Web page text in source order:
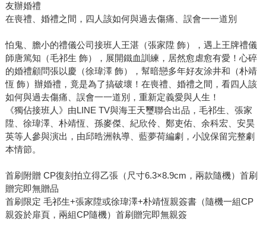
友辦婚禮
在喪禮、婚禮之間，四人該如何與過去傷痛、誤會一一道別
怕鬼、膽小的禮儀公司接班人王湛（張家陞 飾），遇上王牌禮儀
師唐篤知（毛祁生 飾），展開鐵血訓練，居然愈虐愈有愛！心碎
的婚禮顧問張以慶（徐瑋澤 飾），幫暗戀多年好友涂井和（朴靖
恆 飾）辦婚禮，竟是為了搞破壞！在喪禮、婚禮之間，看四人該
如何與過去傷痛、誤會一一道別，重新定義愛與人生！
《獨佔接班人》由LINE TV與海王天璽聯合出品，毛祁生、張家
陞、徐瑋澤、朴靖恆、孫麥傑、紀欣伶、鄭吏佑、余科宏、安昊
英等人參與演出，由邱晧洲執導、藍夢荷編劇，小說保留完整劇
本情節。
首刷附贈 CP復刻拍立得乙張（尺寸6.3×8.9cm，兩款隨機）首刷
贈完即無贈品
首刷限定 毛祁生+張家陞或徐瑋澤+朴靖恆親簽書（隨機一組CP
親簽於扉頁，兩組CP隨機）首刷贈完即無親簽